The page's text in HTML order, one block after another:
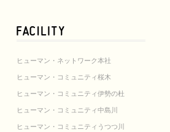
ヒューマン・ネットワーク本社
ヒューマン・コミュニティ桜木
ヒューマン・コミュニティ伊勢の杜
ヒューマン・コミュニティ中島川
ヒューマン・コミュニティうつつ川